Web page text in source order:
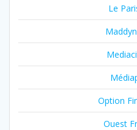
Le
Option
Ouest